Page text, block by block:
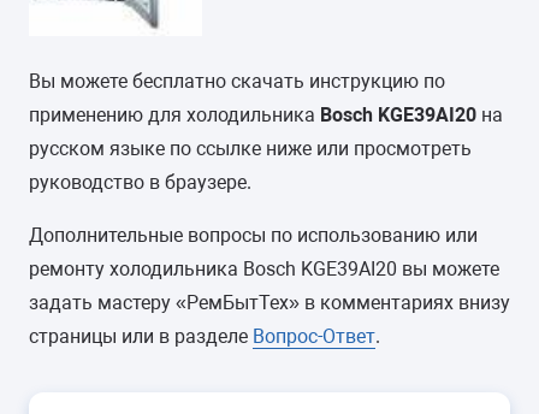
Вы можете бесплатно скачать инструкцию по
применению для холодильника Bosch KGE39AI20 на
русском языке по ссылке ниже или просмотреть
руководство в браузере.
Дополнительные вопросы по использованию или
ремонту холодильника Bosch KGE39AI20 вы можете
задать мастеру «РемБытТех» в комментариях внизу
страницы или в разделе Вопрос-Ответ.